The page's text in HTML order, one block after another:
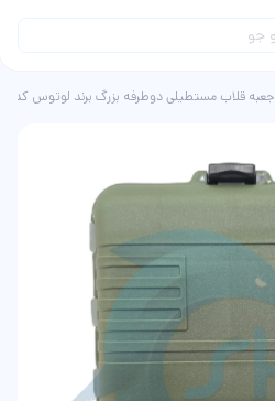
جعبه قلاب مستطيلی دوطرفه بزرگ برند لوتوس کد LT03